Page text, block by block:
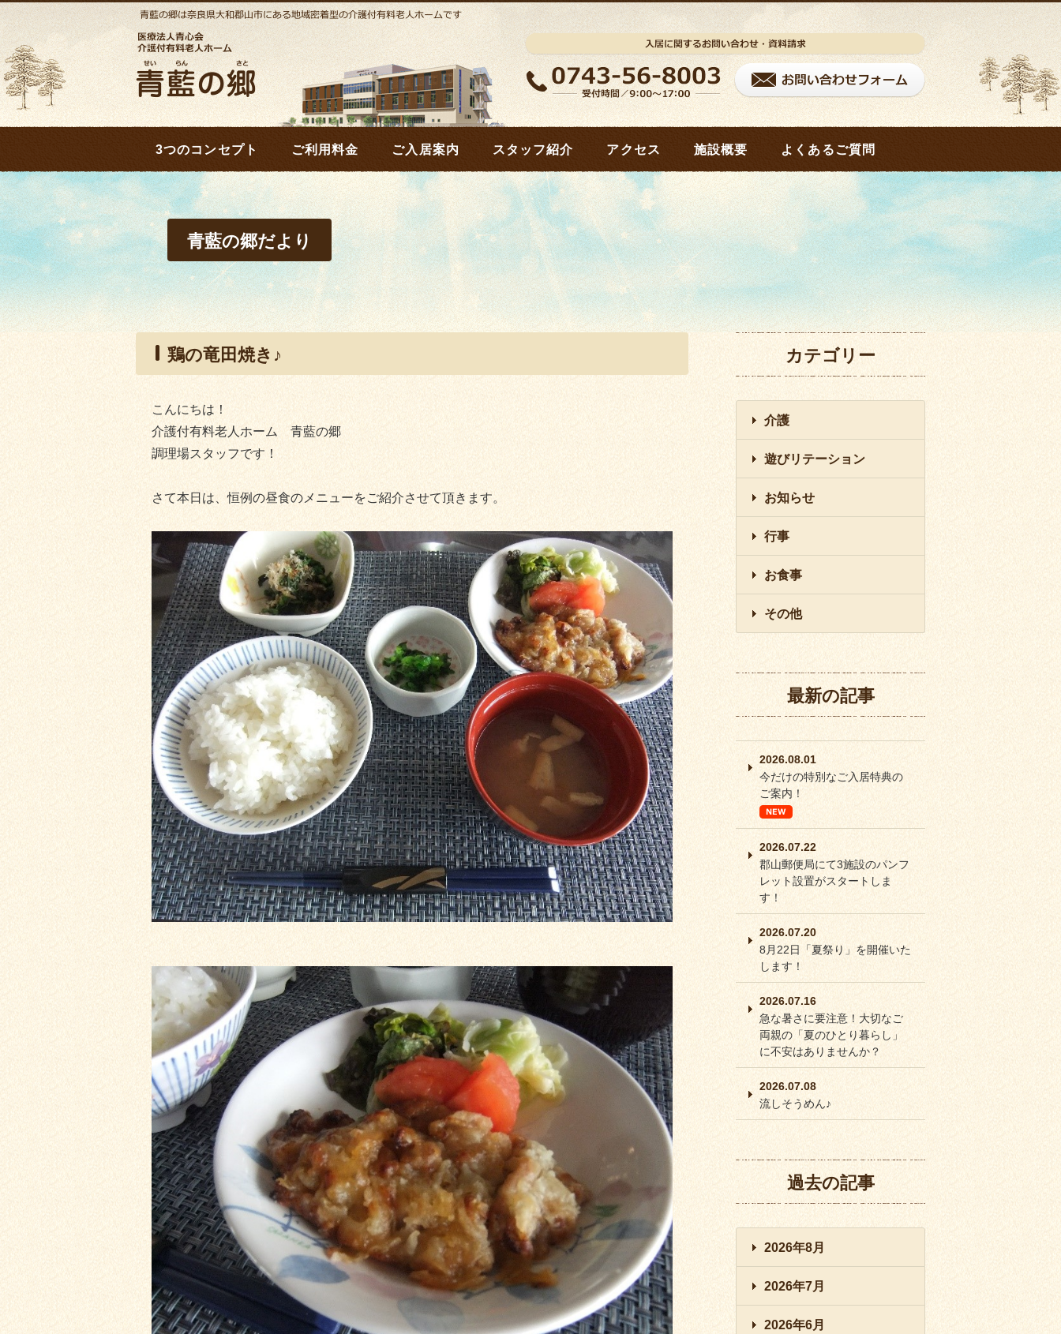
3つのコンセプト ご利用料金 ご入居案内 スタッフ紹介 アクセス 施設概要 よくあるご質問
青藍の郷だより
鶏の竜田焼き♪
こんにちは！
介護付有料老人ホーム 青藍の郷
調理場スタッフです！
さて本日は、恒例の昼食のメニューをご紹介させて頂きます。
カテゴリー
介護
遊びリテーション
お知らせ
行事
お食事
その他
最新の記事
2026.08.01
今だけの特別なご入居特典の
ご案内！
2026.07.22
郡山郵便局にて3施設のパンフ
レット設置がスタートしま
す！
2026.07.20
8月22日「夏祭り」を開催いた
します！
2026.07.16
急な暑さに要注意！大切なご
両親の「夏のひとり暮らし」
に不安はありませんか？
2026.07.08
流しそうめん♪
過去の記事
2026年8月
2026年7月
2026年6月